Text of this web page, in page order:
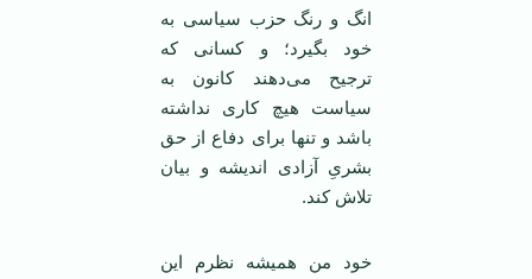
انگ و رنگ حزب سیاسی به
خود بگیرد؛ و کسانی که
ترجیح می‌دهند کانون به
سیاست هیچ کاری نداشته
باشد و تنها برای دفاع از حق
بشریِ آزادی اندیشه و بیان
تلاش کند.
خود من همیشه نظرم این